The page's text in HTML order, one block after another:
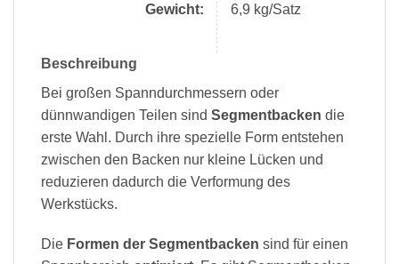
Gewicht:
6,9 kg/Satz
Beschreibung
Bei großen Spanndurchmessern oder
dünnwandigen Teilen sind Segmentbacken die
erste Wahl. Durch ihre spezielle Form entstehen
zwischen den Backen nur kleine Lücken und
reduzieren dadurch die Verformung des
Werkstücks.
Die Formen der Segmentbacken sind für einen